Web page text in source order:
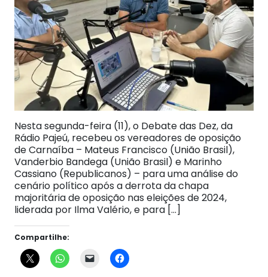
Nesta segunda-feira (11), o Debate das Dez, da
Rádio Pajeú, recebeu os vereadores de oposição
de Carnaíba – Mateus Francisco (União Brasil),
Vanderbio Bandega (União Brasil) e Marinho
Cassiano (Republicanos) – para uma análise do
cenário político após a derrota da chapa
majoritária de oposição nas eleições de 2024,
liderada por Ilma Valério, e para […]
Compartilhe: